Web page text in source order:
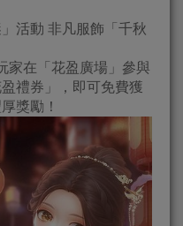
活動 非凡服飾「千秋
家在「花盈廣場」參與
禮券」，即可免費獲
獎勵！